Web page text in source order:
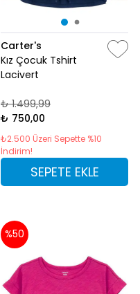
Carter's
Kız Çocuk Tshirt
Lacivert
₺ 1.499,99
₺ 750,00
₺2.500 Üzeri Sepette %10
İndirim!
SEPETE EKLE
%50